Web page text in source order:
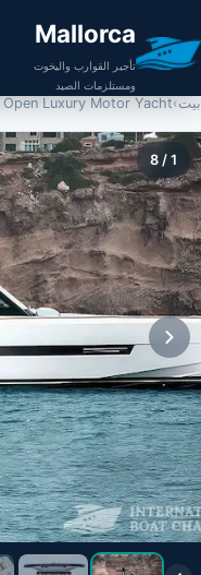
Mallorca
تأجير القوارب واليخوت
ومستلزمات الصيد
بيت›
Luxury Motor Yacht
1
/
8